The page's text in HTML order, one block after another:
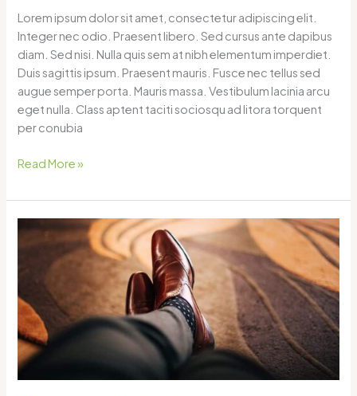
Lorem ipsum dolor sit amet, consectetur adipiscing elit.
Integer nec odio. Praesent libero. Sed cursus ante dapibus
diam. Sed nisi. Nulla quis sem at nibh elementum imperdiet.
Duis sagittis ipsum. Praesent mauris. Fusce nec tellus sed
augue semper porta. Mauris massa. Vestibulum lacinia arcu
eget nulla. Class aptent taciti sociosqu ad litora torquent
per conubia
Read More »
Neque
adipiscing